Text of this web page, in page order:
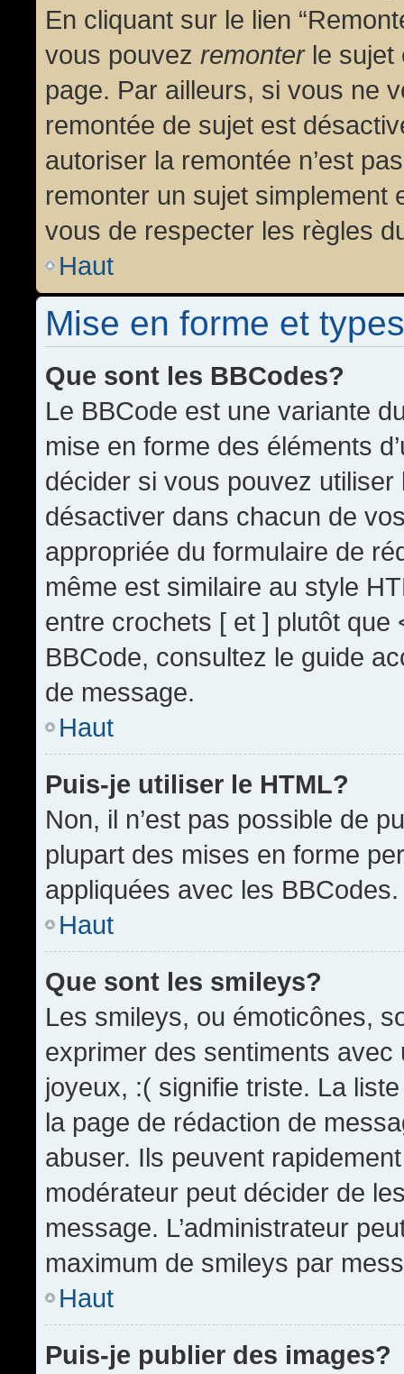
En cliquant sur le lien
vous pouvez remonterle sujet
page. Par ailleurs, si vous ne
remontée de sujet est
autoriser la remontée n’est
remonter un sujet simplement
vous de respecter les règles
Haut
Mise en forme et
Que sont les BBCodes?
Le BBCode est une variante
mise en forme des éléments
décider si vous pouvez
désactiver dans chacun de
appropriée du formulaire de
même est similaire au style
entre crochets [ et ] plutôt que
BBCode, consultez le guide
de message.
Haut
Puis-je utiliser le HTML?
Non, il n’est pas possible de
plupart des mises en forme
appliquées avec les BBCodes.
Haut
Que sont les smileys?
Les smileys, ou émoticônes,
exprimer des sentiments
joyeux, :( signifie triste. La
la page de rédaction de
abuser. Ils peuvent
modérateur peut décider de
message. L’administrateur
maximum de smileys par
Haut
Puis-je publier des images?